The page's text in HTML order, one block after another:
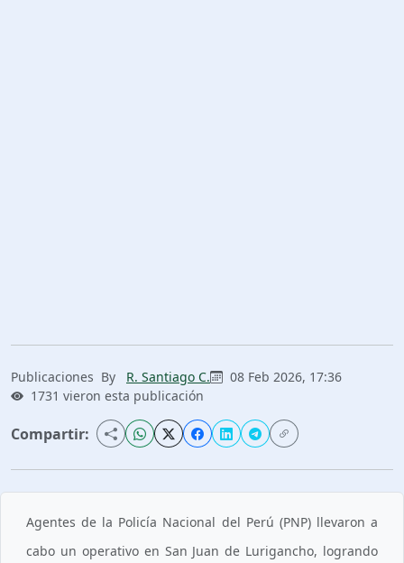
Publicaciones By R. Santiago C.
08 Feb 2026, 17:36
1731 vieron esta publicación
Compartir:
Agentes de la Policía Nacional del Perú (PNP) llevaron a
cabo un operativo en San Juan de Lurigancho, logrando